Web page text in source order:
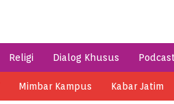
Religi Dialog Khusus Podcast
Mimbar Kampus Kabar Jatim